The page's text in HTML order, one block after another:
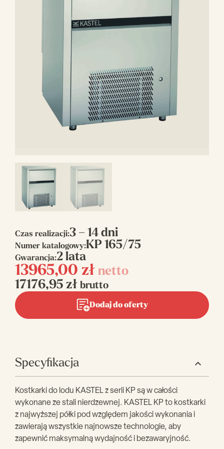
Czas realizacji:3 – 14 dni
Numer katalogowy:KP 165/75
Gwarancja:2 lata
13965,00 zł netto
17176,95 zł brutto
Dodaj do oferty
Specyfikacja
Kostkarki do lodu KASTEL z serii KP są w całości
wykonane ze stali nierdzewnej. KASTEL KP to kostkarki
z najwyższej półki pod względem jakości wykonania i
zawierają wszystkie najnowsze technologie, aby
zapewnić maksymalną wydajność i bezawaryjność.